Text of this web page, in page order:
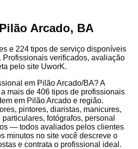
Arcado, BA
e 224 tipos de serviço disponíveis
Profissionais verificados, avaliação
pelo site UworK.
em Pilão Arcado/BA? A
mais de 406 tipos de profissionais
em Pilão Arcado e região.
pintores, diaristas, manicures,
fotógrafos, personal
— todos avaliados pelos clientes
minutos no site você descreve o
e contrata o profissional ideal.